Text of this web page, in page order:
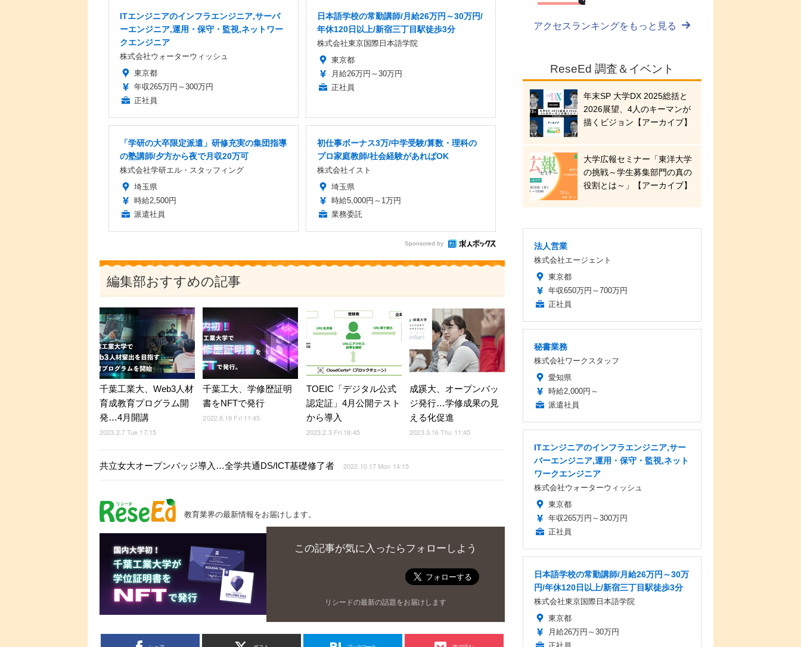
ITエンジニアのインフラエンジニア,サーバ
ーエンジニア,運用・保守・監視,ネットワー
クエンジニア
株式会社ウォーターウィッシュ
東京都
年収265万円～300万円
正社員
日本語学校の常勤講師/月給26万円～30万円/
年休120日以上/新宿三丁目駅徒歩3分
株式会社東京国際日本語学院
東京都
月給26万円～30万円
正社員
「学研の大卒限定派遣」研修充実の集団指導
の塾講師/夕方から夜で月収20万可
株式会社学研エル・スタッフィング
埼玉県
時給2,500円
派遣社員
初仕事ボーナス3万/中学受験/算数・理科の
プロ家庭教師/社会経験があればOK
株式会社イスト
埼玉県
時給5,000円～1万円
業務委託
Sponsored by
編集部おすすめの記事
千葉工業大、Web3人材
育成教育プログラム開
発…4月開講
2023.2.7 Tue 17:15
千葉工大、学修歴証明
書をNFTで発行
2022.8.19 Fri 11:45
TOEIC「デジタル公式
認定証」4月公開テスト
から導入
2023.2.3 Fri 18:45
成蹊大、オープンバッ
ジ発行…学修成果の見
える化促進
2023.3.16 Thu 11:45
共立女大オープンバッジ導入…全学共通DS/ICT基礎修了者 2022.10.17 Mon 14:15
教育業界の最新情報をお届けします。
この記事が気に入ったらフォローしよう
リシードの最新の話題をお届けします
アクセスランキングをもっと見る
ReseEd 調査＆イベント
年末SP 大学DX 2025総括と
2026展望、4人のキーマンが
描くビジョン【アーカイブ】
大学広報セミナー「東洋大学
の挑戦～学生募集部門の真の
役割とは～」【アーカイブ】
法人営業
株式会社エージェント
東京都
年収650万円～700万円
正社員
秘書業務
株式会社ワークスタッフ
愛知県
時給2,000円～
派遣社員
ITエンジニアのインフラエンジニア,サー
バーエンジニア,運用・保守・監視,ネット
ワークエンジニア
株式会社ウォーターウィッシュ
東京都
年収265万円～300万円
正社員
日本語学校の常勤講師/月給26万円～30万
円/年休120日以上/新宿三丁目駅徒歩3分
株式会社東京国際日本語学院
東京都
月給26万円～30万円